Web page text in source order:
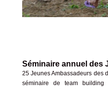
Séminaire annuel des
25 Jeunes Ambassadeurs des
séminaire de team